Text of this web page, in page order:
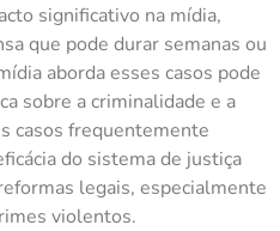
significativo na mídia,
que pode durar semanas ou
aborda esses casos pode
sobre a criminalidade e a
casos frequentemente
do sistema de justiça
legais, especialmente
violentos.